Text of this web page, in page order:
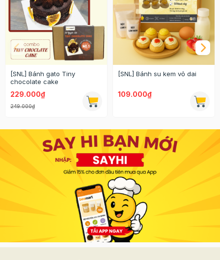
[SNL] Bánh gato Tiny
chocolate cake
229.000₫
249.000₫
[SNL] Bánh su kem vỏ dai
109.000₫